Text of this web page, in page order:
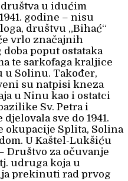
društva u idućim
godine – nisu
društvu „Bihać“
vrlo značajnih
poput ostataka
te sarkofaga kraljice
u Solinu. Također,
su natpisi kneza
u Ninu kao i ostatci
Sv. Petra i
sve do 1941.
okupacije Splita, Solina
U Kaštel-Lukšiću
Društvo za očuvanje
udruga koja u
prekinuti rad prvog